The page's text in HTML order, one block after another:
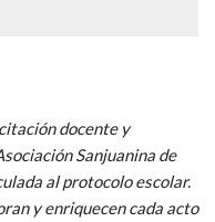
docente y
Sanjuanina de
al protocolo escolar.
y enriquecen cada acto